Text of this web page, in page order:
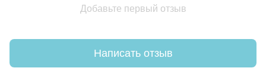
Добавьте первый отзыв
Написать отзыв